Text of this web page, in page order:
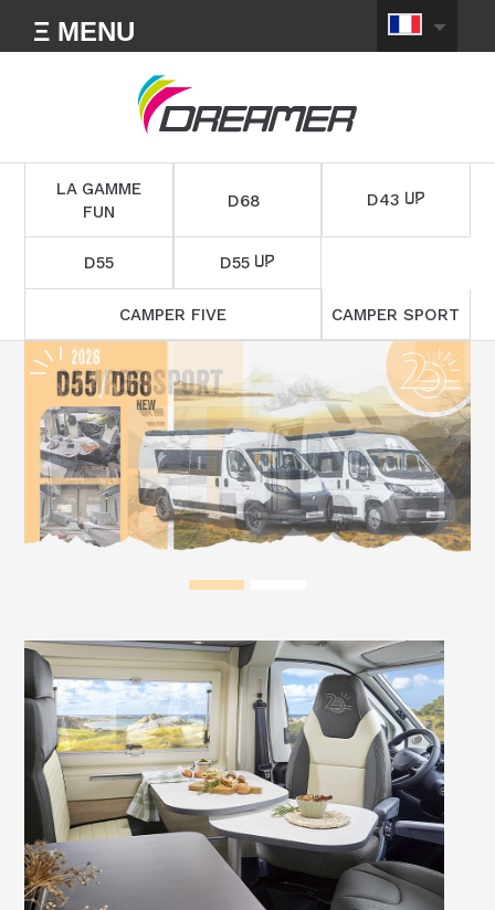
Ξ MENU
LA GAMME
FUN
D68 D43
D55 D55
CAMPER FIVE CAMPER SPORT